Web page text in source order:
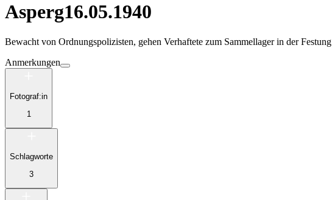
Asperg16.05.1940
Bewacht von Ordnungspolizisten, gehen Verhaftete zum Sammellager in der
Anmerkungen
Fotograf:in
1
Schlagworte
3